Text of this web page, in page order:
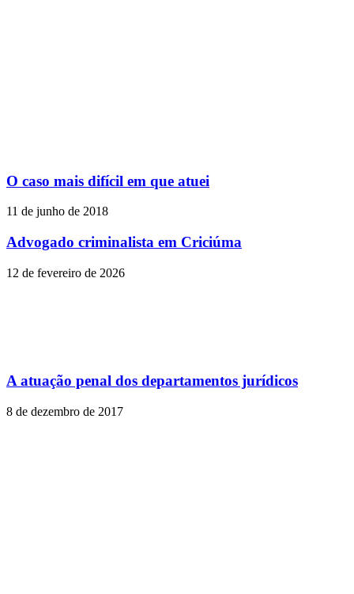
O caso mais difícil em que atuei
11 de junho de 2018
Advogado criminalista em Criciúma
12 de fevereiro de 2026
A atuação penal dos departamentos jurídicos
8 de dezembro de 2017